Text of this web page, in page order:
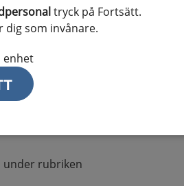
tryck på Fortsätt.
som invånare.
enhet
ålder och avslutas
exspektans
under rubriken